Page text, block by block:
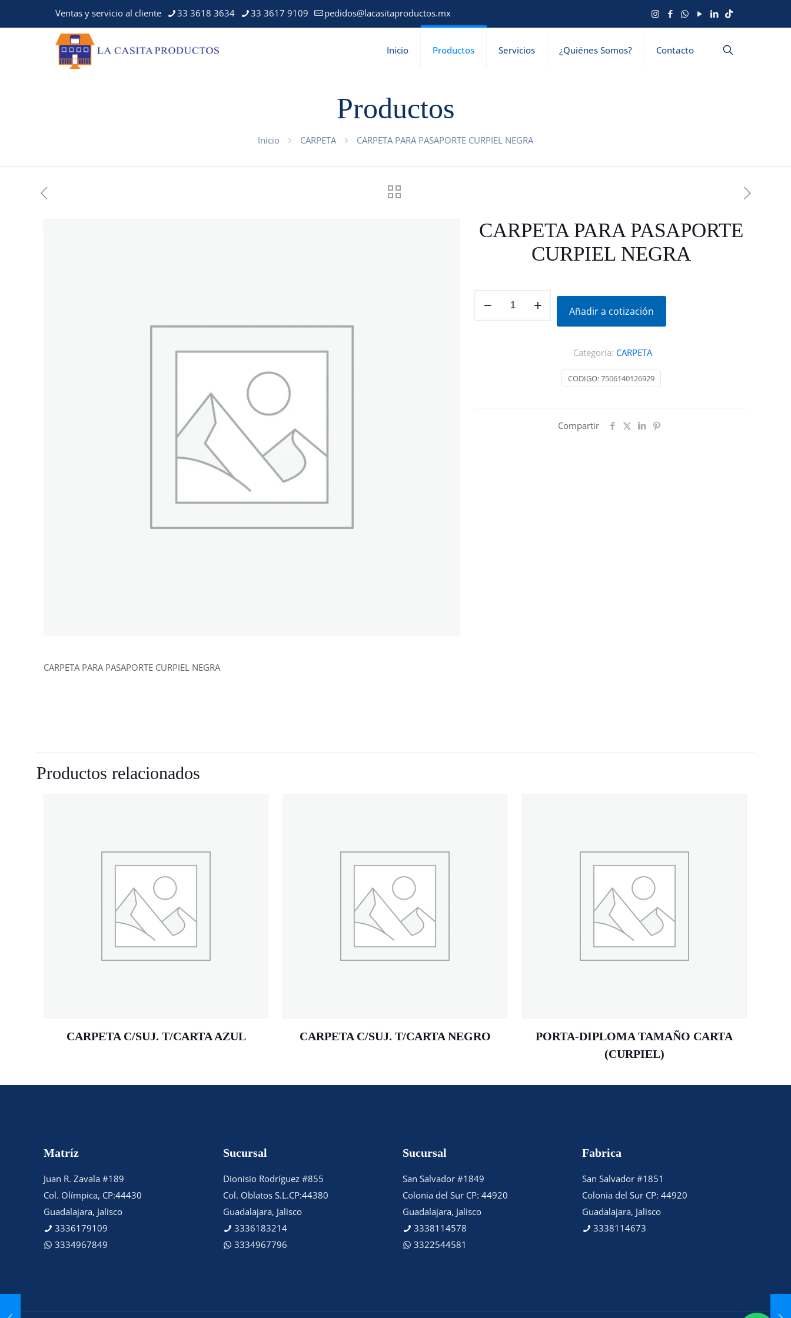
Ventas y servicio al cliente 33 3618 3634 33 3617 9109 pedidos@lacasitaproductos.mx
Inicio Productos Servicios ¿Quiénes Somos? Contacto
Productos
Inicio CARPETA CARPETA PARA PASAPORTE CURPIEL NEGRA
CARPETA PARA PASAPORTE
CURPIEL NEGRA
Añadir a cotización
CODIGO:7506140126929
Categoría: CARPETA
Compartir
CARPETA PARA PASAPORTE CURPIEL NEGRA
Productos relacionados
CARPETA C/SUJ. T/CARTA AZUL CARPETA C/SUJ. T/CARTA NEGRO
PORTA-DIPLOMA TAMAÑO CARTA
(CURPIEL)
Matríz
Juan R. Zavala #189
Col. Olímpica, CP:44430
Guadalajara, Jalisco
3336179109
3334967849
Sucursal
Dionisio Rodríguez #855
Col. Oblatos S.L.CP:44380
Guadalajara, Jalisco
3336183214
3334967796
Sucursal
San Salvador #1849
Colonia del Sur CP: 44920
Guadalajara, Jalisco
3338114578
3322544581
Fabrica
San Salvador #1851
Colonia del Sur CP: 44920
Guadalajara, Jalisco
3338114673